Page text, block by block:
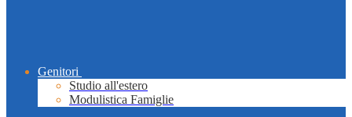
Genitori
Studio all'estero
Modulistica Famiglie